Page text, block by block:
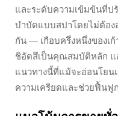
และระดับความเข้มข้นที่ป
บำบัดแบบสปาโดยไม่ต้อง
กัน — เกือบครึ่งหนึ่งของเ
ชิอัตสึเป็นคุณสมบัติหลัก แ
แนวทางนี้ที่แม้จะอ่อนโย
ความเครียดและช่วยฟื้นฟู